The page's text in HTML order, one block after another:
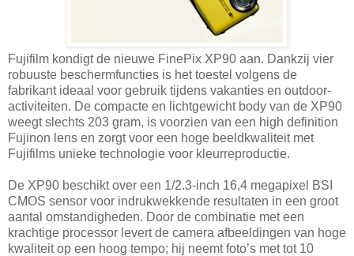
Fujifilm kondigt de nieuwe FinePix XP90 aan. Dankzij vier
robuuste beschermfuncties is het toestel volgens de
fabrikant ideaal voor gebruik tijdens vakanties en outdoor-
activiteiten. De compacte en lichtgewicht body van de XP90
weegt slechts 203 gram, is voorzien van een high definition
Fujinon lens en zorgt voor een hoge beeldkwaliteit met
Fujifilms unieke technologie voor kleurreproductie.
De XP90 beschikt over een 1/2.3-inch 16,4 megapixel BSI
CMOS sensor voor indrukwekkende resultaten in een groot
aantal omstandigheden. Door de combinatie met een
krachtige processor levert de camera afbeeldingen van hoge
kwaliteit op een hoog tempo; hij neemt foto’s met tot 10